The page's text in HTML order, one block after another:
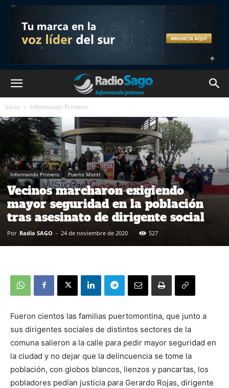
Inicio Informando Primero
Informando Primero Puerto Montt
Vecinos marcharon exigiendo
mayor seguridad en la población
tras asesinato de dirigente social
Por Radio SAGO - 24 de noviembre de 2020 527
Fueron cientos las familias puertomontina, que junto a
sus dirigentes sociales de distintos sectores de la
comuna salieron a la calle para pedir mayor seguridad en
la ciudad y no dejar que la delincuencia se tome la
población, con globos blancos, lienzos y pancartas, los
pobladores pedían justicia para Gerardo Rojas, dirigente